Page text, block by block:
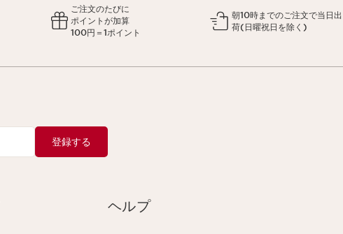
ご注文のたびに
ポイントが加算
100円＝1ポイント
朝10時までのご注文で当日出
荷(日曜祝日を除く)
登録する
ヘルプ